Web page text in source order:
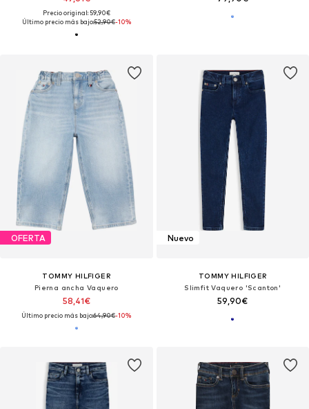
Precio original: 59,90€
Último precio más bajo:52,90€-10%
OFERTA
TOMMY HILFIGER
Pierna ancha Vaquero
58,41€
Último precio más bajo:64,90€-10%
Nuevo
TOMMY HILFIGER
Slimfit Vaquero 'Scanton'
59,90€